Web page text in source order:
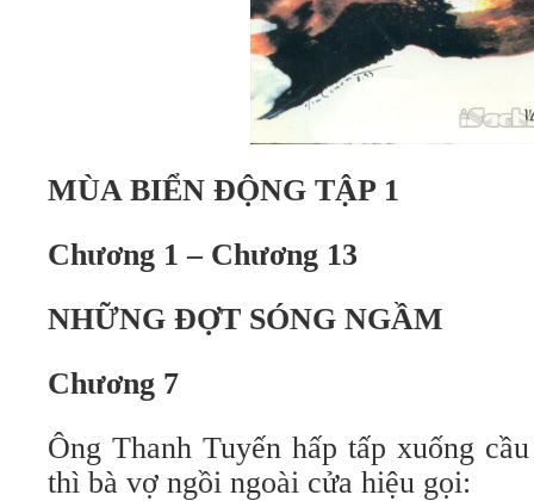
MÙA BIỂN ĐỘNG TẬP 1
Chương 1 – Chương 13
NHỮNG ĐỢT SÓNG NGẦM
Chương 7
Ông Thanh Tuyến hấp tấp xuống
thì bà vợ ngồi ngoài cửa hiệu gọi: